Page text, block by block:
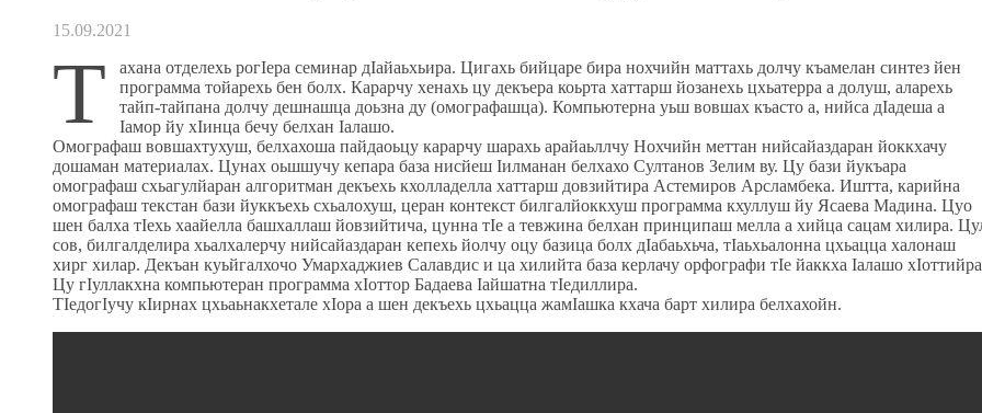
15.09.2021
Т
ахана отделехь рогӀера семинар дӀайаьхьира. Цигахь бийцаре бира нохчийн маттахь долчу къамелан синтез йен
программа тойарехь бен болх. Карарчу хенахь цу декъера коьрта хаттарш йозанехь цхьатерра а долуш, аларехь
тайп-тайпана долчу дешнашца доьзна ду (омографашца). Компьютерна уьш вовшах къасто а, нийса дӀадеша а
Ӏамор йу хӀинца бечу белхан Ӏалашо.
Омографаш вовшахтухуш, белхахоша пайдаоьцу карарчу шарахь арайаьллчу Нохчийн меттан нийсайаздаран йоккхачу
дошаман материалах. Цунах оьшшучу кепара база нисйеш Ӏилманан белхахо Султанов Зелим ву. Цу бази йукъара
омографаш схьагулйаран алгоритман декъехь кхолладелла хаттарш довзийтира Астемиров Арсламбека. Иштта, карийна
омографаш текстан бази йуккъехь схьалохуш, церан контекст билгалйоккхуш программа кхуллуш йу Ясаева Мадина. Цуо
шен балха тӀехь хаайелла башхаллаш йовзийтича, цунна тӀе а тевжина белхан принципаш мелла а хийца сацам хилира.
сов, билгалделира хьалхалерчу нийсайаздаран кепехь йолчу оцу базица болх дӀабаьхьча, тӀаьхьалонна цхьацца халонаш
хирг хилар. Декъан куьйгалхочо Умархаджиев Салавдис и ца хилийта база керлачу орфографи тӀе йаккха Ӏалашо
Цу гӀуллакхна компьютеран программа хӀоттор Бадаева Ӏайшатна тӀедиллира.
ТӀедогӀучу кӀирнах цхьаьнакхетале хӀора а шен декъехь цхьацца жамӀашка кхача барт хилира белхахойн.